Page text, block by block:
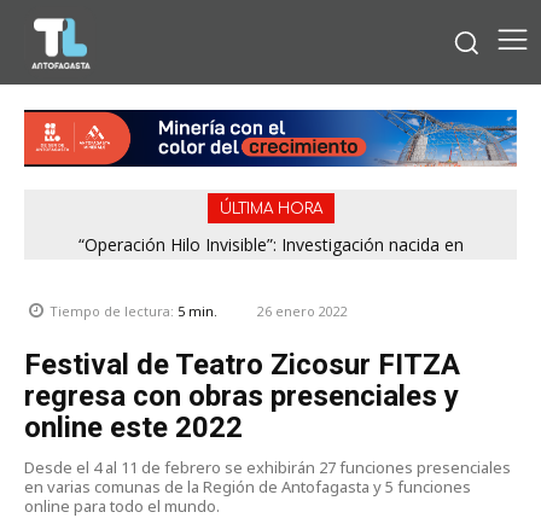
ÚLTIMA HORA
“Operación Hilo Invisible”: Investigación nacida en
Tiempo de lectura: 5 min. 26 enero 2022
Festival de Teatro Zicosur FITZA
regresa con obras presenciales y
online este 2022
Desde el 4 al 11 de febrero se exhibirán 27 funciones presenciales
en varias comunas de la Región de Antofagasta y 5 funciones
online para todo el mundo.